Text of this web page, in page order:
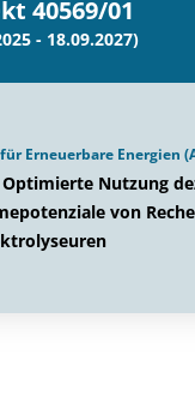
40569/01
- 18.09.2027)
Erneuerbare Energien
Optimierte Nutzung
von